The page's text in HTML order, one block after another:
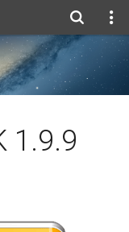
1.9.9